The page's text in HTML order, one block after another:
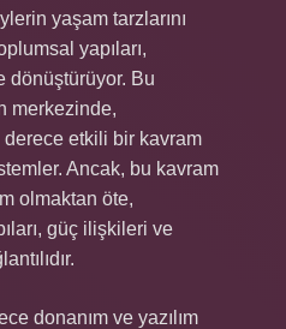
yaşam tarzlarını
yapıları,
dönüştürüyor. Bu
merkezinde,
etkili bir kavram
Ancak, bu kavram
olmaktan öte,
güç ilişkileri ve
donanım ve yazılım